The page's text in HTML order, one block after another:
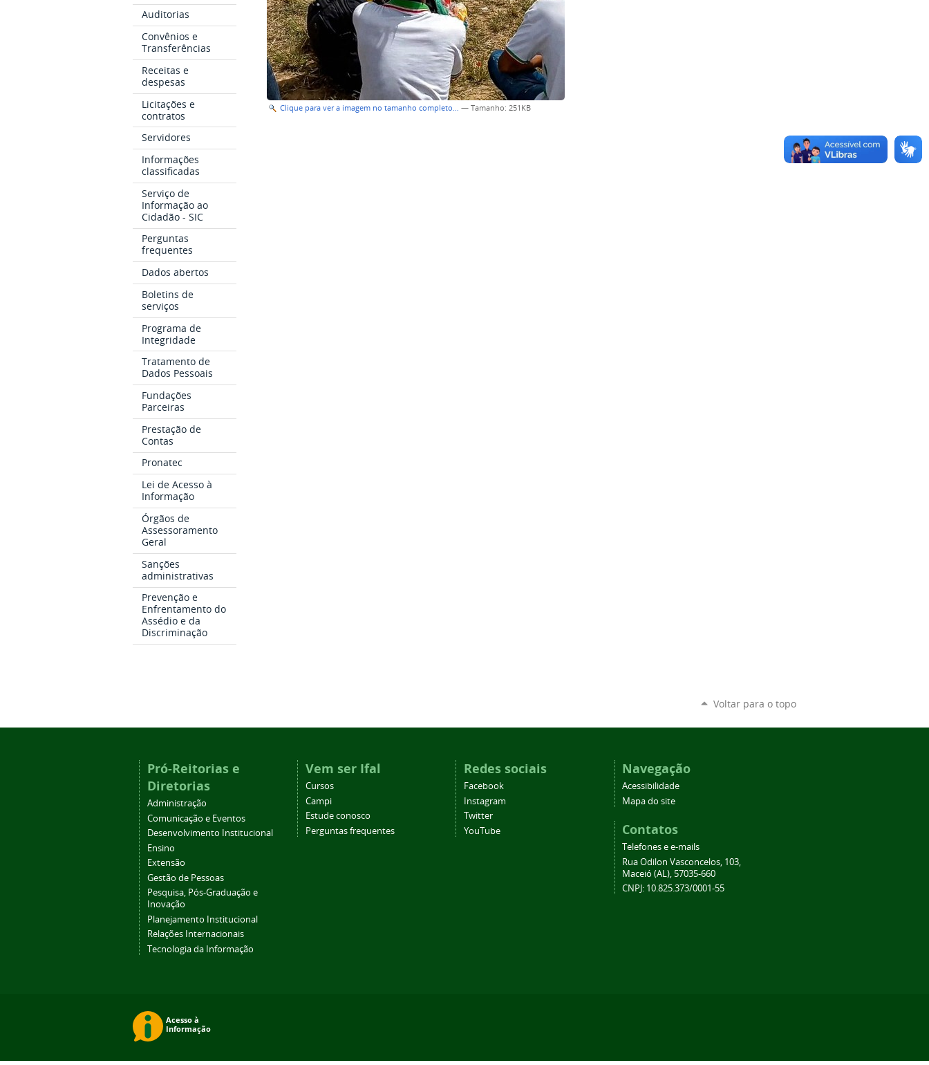
Auditorias
Convênios e
Transferências
Receitas e
despesas
Licitações e
contratos
Servidores
Informações
classificadas
Serviço de
Informação ao
Cidadão - SIC
Perguntas
frequentes
Dados abertos
Boletins de
serviços
Programa de
Integridade
Tratamento de
Dados Pessoais
Fundações
Parceiras
Prestação de
Contas
Pronatec
Lei de Acesso à
Informação
Órgãos de
Assessoramento
Geral
Sanções
administrativas
Prevenção e
Enfrentamento do
Assédio e da
Discriminação
Clique para ver a imagem no tamanho completo… —Tamanho: 251KB
Voltar para o topo
Pró-Reitorias e
Diretorias
Administração
Comunicação e Eventos
Desenvolvimento Institucional
Ensino
Extensão
Gestão de Pessoas
Pesquisa, Pós-Graduação e
Inovação
Planejamento Institucional
Relações Internacionais
Tecnologia da Informação
Vem ser Ifal
Cursos
Campi
Estude conosco
Perguntas frequentes
Redes sociais
Facebook
Instagram
Twitter
YouTube
Navegação
Acessibilidade
Mapa do site
Contatos
Telefones e e-mails
Rua Odilon Vasconcelos, 103,
Maceió (AL), 57035-660
CNPJ: 10.825.373/0001-55